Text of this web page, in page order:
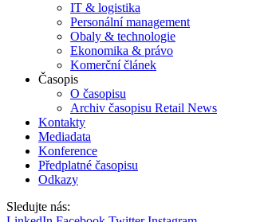
IT & logistika
Personální management
Obaly & technologie
Ekonomika & právo
Komerční článek
Časopis
O časopisu
Archiv časopisu Retail News
Kontakty
Mediadata
Konference
Předplatné časopisu
Odkazy
Sledujte nás: